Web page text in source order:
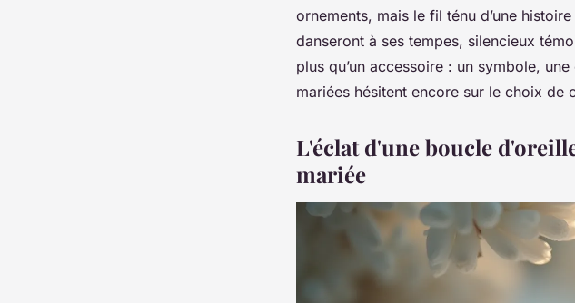
ornements, mais le fil ténu d’une
danseront à ses tempes, silencieux
plus qu’un accessoire : un symbole,
mariées hésitent encore sur le choix de
L'éclat d'une boucle
mariée